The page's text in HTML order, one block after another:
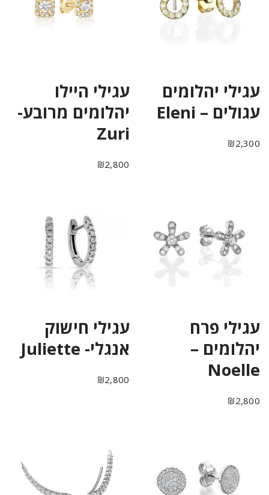
עגילי יהלומים
עגולים – Eleni
₪2,300
עגילי היילו
יהלומים מרובע-
Zuri
₪2,800
עגילי פרח
יהלומים –
Noelle
₪2,800
עגילי חישוק
אנגלי- Juliette
₪2,800